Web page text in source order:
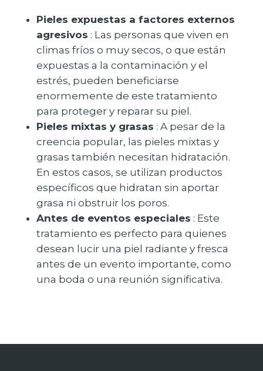
Pieles expuestas a factores externos
agresivos : Las personas que viven en
climas fríos o muy secos, o que están
expuestas a la contaminación y el
estrés, pueden beneficiarse
enormemente de este tratamiento
para proteger y reparar su piel.
Pieles mixtas y grasas : A pesar de la
creencia popular, las pieles mixtas y
grasas también necesitan hidratación.
En estos casos, se utilizan productos
específicos que hidratan sin aportar
grasa ni obstruir los poros.
Antes de eventos especiales : Este
tratamiento es perfecto para quienes
desean lucir una piel radiante y fresca
antes de un evento importante, como
una boda o una reunión significativa.